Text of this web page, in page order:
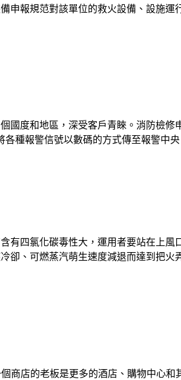
報規范對該單位的救火設備、設施
國度和地區，深受客戶青睞。消防檢
種報警信號以數碼的方式傳至報警中央
有四氯化碳毒性大，運用者要站在上
、可燃蒸汽萌生速度減退而達到把
商店的老板是更多的酒店、購物中心